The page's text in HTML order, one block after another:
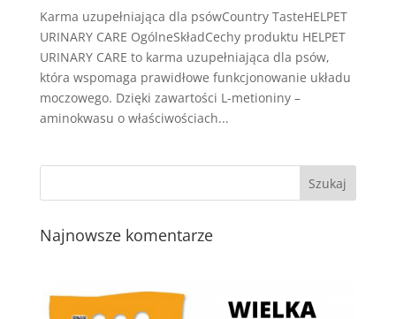
Karma uzupełniająca dla psówCountry TasteHELPET
URINARY CARE OgólneSkładCechy produktu HELPET
URINARY CARE to karma uzupełniająca dla psów,
która wspomaga prawidłowe funkcjonowanie układu
moczowego. Dzięki zawartości L-metioniny –
aminokwasu o właściwościach...
Najnowsze komentarze